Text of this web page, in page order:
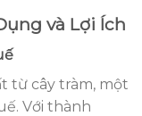
và Lợi Ích
từ cây tràm, một
Với thành